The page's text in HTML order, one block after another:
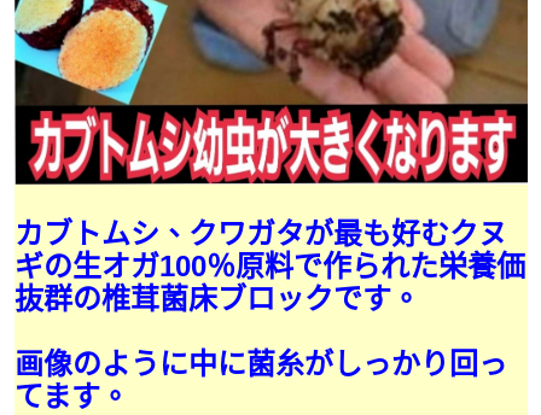
カブトムシ、クワガタが最も好むクヌ
ギの生オガ100％原料で作られた栄養価
抜群の椎茸菌床ブロックです。
画像のように中に菌糸がしっかり回っ
てます。